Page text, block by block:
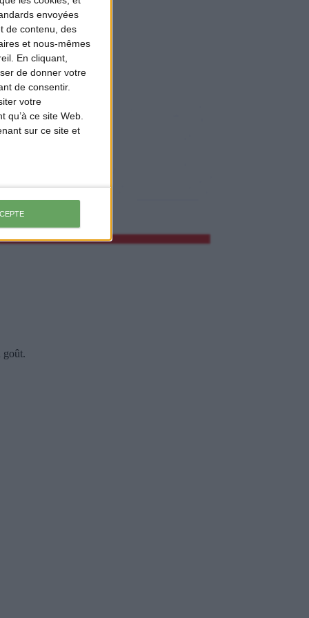
envoyées
de contenu, des
et nous-mêmes
En cliquant,
de donner votre
de consentir.
votre
ce site Web.
sur ce site et
goût.